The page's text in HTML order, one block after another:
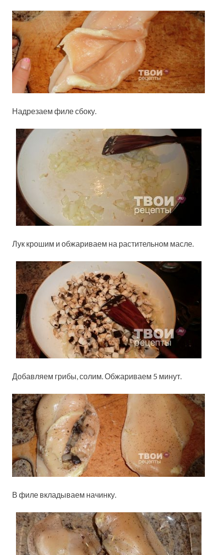
Надрезаем филе сбоку.
Лук крошим и обжариваем на растительном масле.
Добавляем грибы, солим. Обжариваем 5 минут.
В филе вкладываем начинку.